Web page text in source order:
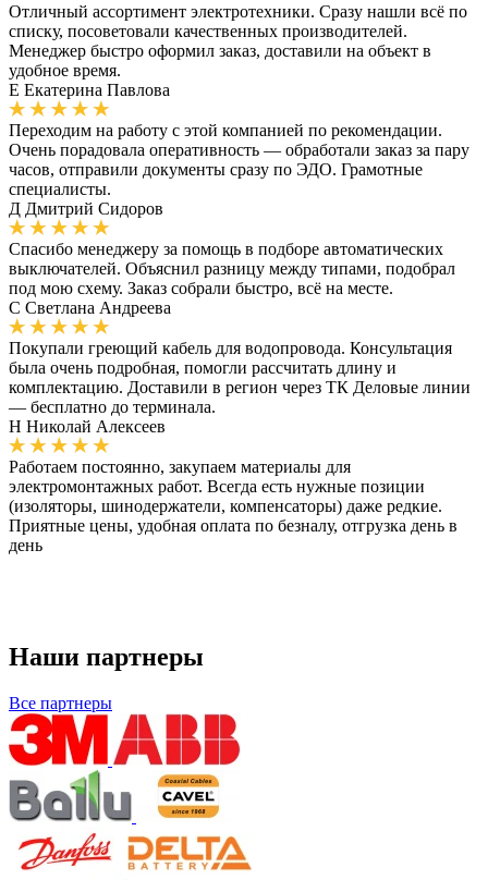
Отличный ассортимент электротехники. Сразу нашли всё по
списку, посоветовали качественных производителей.
Менеджер быстро оформил заказ, доставили на объект в
удобное время.
Е Екатерина Павлова
Переходим на работу с этой компанией по рекомендации.
Очень порадовала оперативность — обработали заказ за пару
часов, отправили документы сразу по ЭДО. Грамотные
специалисты.
Д Дмитрий Сидоров
Спасибо менеджеру за помощь в подборе автоматических
выключателей. Объяснил разницу между типами, подобрал
под мою схему. Заказ собрали быстро, всё на месте.
С Светлана Андреева
Покупали греющий кабель для водопровода. Консультация
была очень подробная, помогли рассчитать длину и
комплектацию. Доставили в регион через ТК Деловые линии
— бесплатно до терминала.
Н Николай Алексеев
Работаем постоянно, закупаем материалы для
электромонтажных работ. Всегда есть нужные позиции
(изоляторы, шинодержатели, компенсаторы) даже редкие.
Приятные цены, удобная оплата по безналу, отгрузка день в
день
Наши партнеры
Все партнеры